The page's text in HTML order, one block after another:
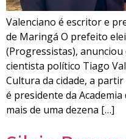
Valenciano é escritor e
de Maringá O prefeito
(Progressistas), anunciou
cientista político Tiago
Cultura da cidade, a
é presidente da
mais de uma dezena […]